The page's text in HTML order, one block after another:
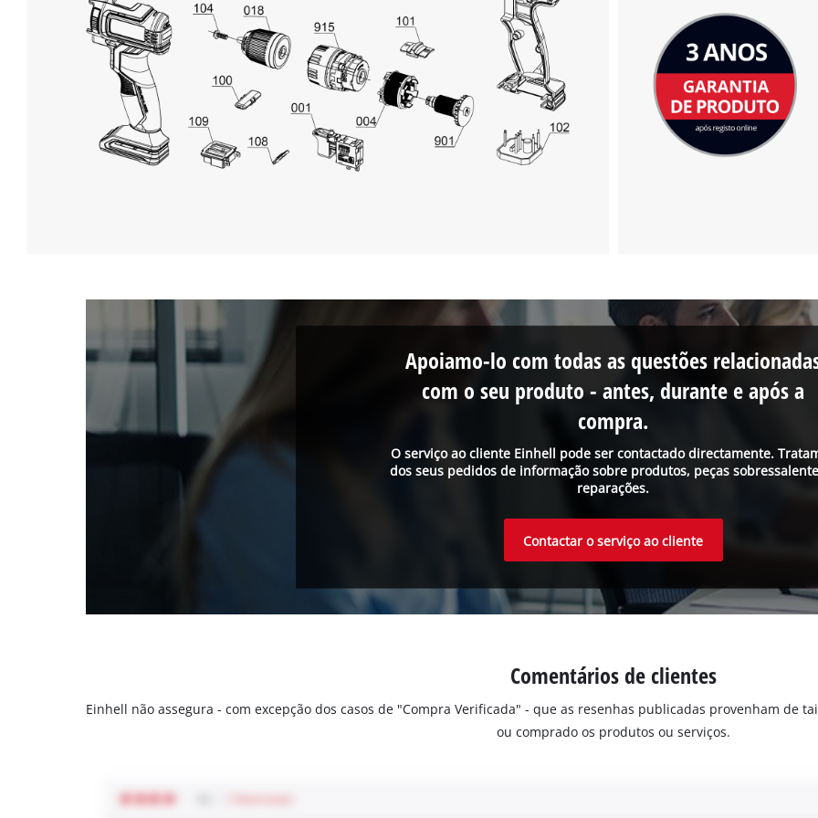
O serviço ao cliente Einhell pode ser contactado directamente.
dos seus pedidos de informação sobre produtos, peças
reparações.
Apoiamo-lo com todas as questões
com o seu produto - antes, durante e após a
compra.
Contactar o serviço ao cliente
Comentários de clientes
Einhell não assegura - com excepção dos casos de "Compra Verificada" - que as resenhas publicadas provenham de
ou comprado os produtos ou serviços.